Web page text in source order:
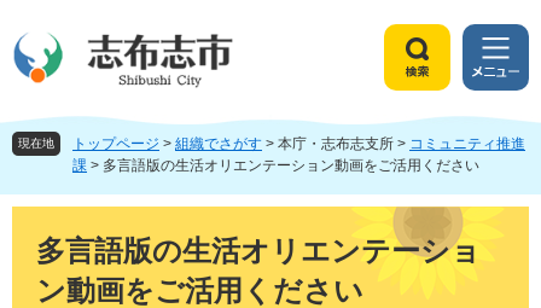
ジ
頭
ュ
飛
索
メ
ニ
ュ
ー
現在地 トップページ > 組織でさがす > 本庁・志布志支所 > コミュニティ推進
課 > 多言語版の生活オリエンテーション動画をご活用ください
多言語版の生活オリエンテーショ
ン動画をご活用ください